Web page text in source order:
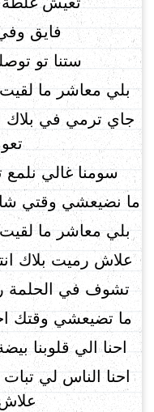
فايق
ستنا تو
بلي معاشر ما
جاي ترمي في
سومنا غالي
ما نضيعشي وقتي
بلي معاشر ما
علاش رميت بلاك
تشوف في الحلمة
ما تضيعشي وقتك
احنا الي قلوبنا
احنا الناس لي